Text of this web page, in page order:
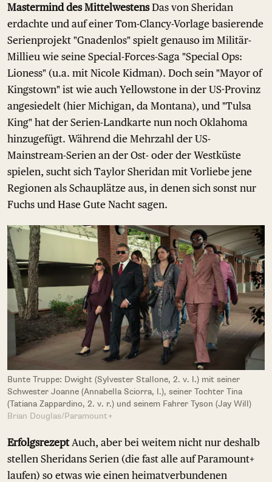
Mastermind des MittelwestensDas von Sheridan
erdachte und auf einer Tom-Clancy-Vorlage basierende
Serienprojekt "Gnadenlos" spielt genauso im Militär-
Millieu wie seine Special-Forces-Saga "Special Ops:
Lioness" (u.a. mit Nicole Kidman). Doch sein "Mayor of
Kingstown" ist wie auch Yellowstone in der US-Provinz
angesiedelt (hier Michigan, da Montana), und "Tulsa
King" hat der Serien-Landkarte nun noch Oklahoma
hinzugefügt. Während die Mehrzahl der US-
Mainstream-Serien an der Ost- oder der Westküste
spielen, sucht sich Taylor Sheridan mit Vorliebe jene
Regionen als Schauplätze aus, in denen sich sonst nur
Fuchs und Hase Gute Nacht sagen.
Bunte Truppe: Dwight (Sylvester Stallone, 2. v. l.) mit seiner
Schwester Joanne (Annabella Sciorra, l.), seiner Tochter Tina
(Tatiana Zappardino, 2. v. r.) und seinem Fahrer Tyson (Jay Will)
Brian Douglas/Paramount+
ErfolgsrezeptAuch, aber bei weitem nicht nur deshalb
stellen Sheridans Serien (die fast alle auf Paramount+
laufen) so etwas wie einen heimatverbundenen